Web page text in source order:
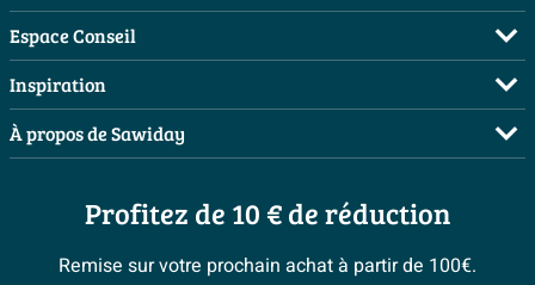
FAQ
Commander
Payer
Livraison / retrait
Garantie & réclamations
Politique d’avis
Espace Conseil
Visite sur rendez-vous
Demandez votre devis
Planificateur 3D
Les bons tuyaux
Espace bricolage
Inspiration
Salles de bains complètes
Inspiration toilettes
Moodboards
À propos de Sawiday
Qui est Sawiday ?
Postes vacants
Profitez de 10 € de réduction
Remise sur votre prochain achat à partir de 100€.